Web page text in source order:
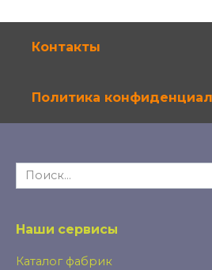
Контакты
Политика
Search
for:
Наши сервисы
Каталог фабрик